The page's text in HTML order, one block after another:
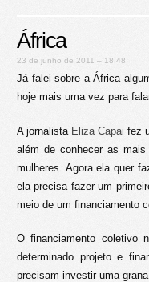
África
23 de junho de 2011 – 18:48
Já falei sobre a África
hoje mais uma vez para
A jornalista Eliza Capai fez
além de conhecer as
mulheres. Agora ela quer
ela precisa fazer um
meio de um financiamento
O financiamento coletivo
determinado projeto e
precisam investir uma